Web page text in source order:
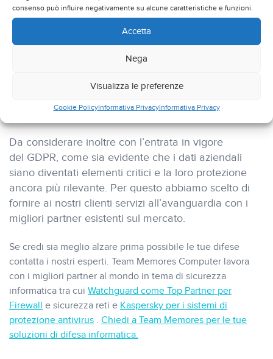
consenso può influire negativamente su alcune caratteristiche e funzioni.
Accetta
Nega
Visualizza le preferenze
Cookie PolicyInformativa PrivacyInformativa Privacy
Dotarsi di Antivirus professionali
Prevedere sistemi di Backup e disaster recovery
Da considerare inoltre con l’entrata in vigore
del GDPR, come sia evidente che i dati aziendali
siano diventati elementi critici e la loro protezione
ancora più rilevante. Per questo abbiamo scelto di
fornire ai nostri clienti servizi all’avanguardia con i
migliori partner esistenti sul mercato.
Se credi sia meglio alzare prima possibile le tue difese
contatta i nostri esperti. Team Memores Computer lavora
con i migliori partner al mondo in tema di sicurezza
informatica tra cui Watchguard come Top Partner per
Firewall e sicurezza reti e Kaspersky per i sistemi di
protezione antivirus . Chiedi a Team Memores per le tue
soluzioni di difesa informatica.